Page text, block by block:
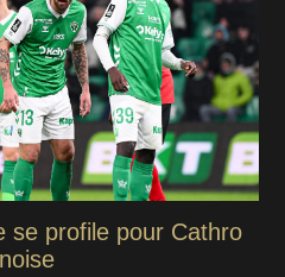
se profile pour Cathro